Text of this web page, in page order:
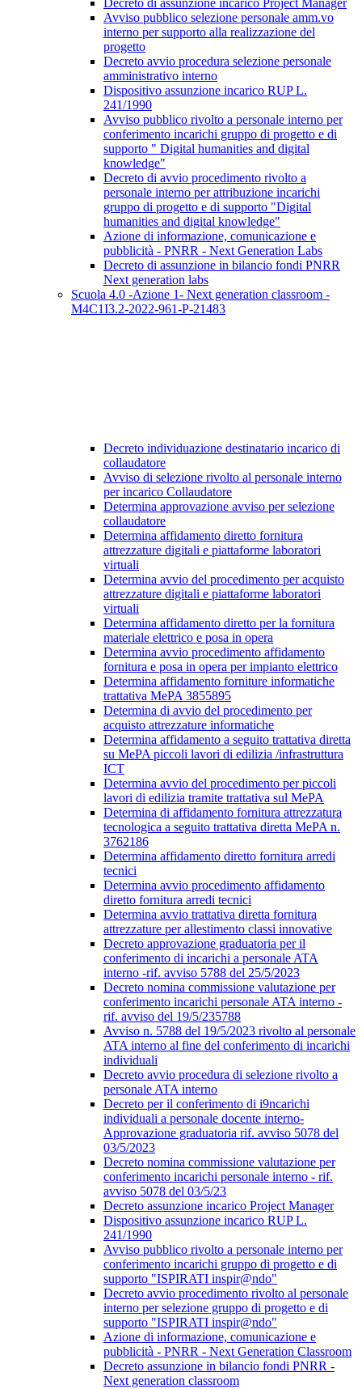
Decreto di assunzione incarico Project Manager
Avviso pubblico selezione personale amm.vo
interno per supporto alla realizzazione del
progetto
Decreto avvio procedura selezione personale
amministrativo interno
Dispositivo assunzione incarico RUP L.
241/1990
Avviso pubblico rivolto a personale interno per
conferimento incarichi gruppo di progetto e di
supporto " Digital humanities and digital
knowledge"
Decreto di avvio procedimento rivolto a
personale interno per attribuzione incarichi
gruppo di progetto e di supporto "Digital
humanities and digital knowledge"
Azione di informazione, comunicazione e
pubblicità - PNRR - Next Generation Labs
Decreto di assunzione in bilancio fondi PNRR
Next generation labs
Scuola 4.0 -Azione 1- Next generation classroom -
M4C1I3.2-2022-961-P-21483
Decreto individuazione destinatario incarico di
collaudatore
Avviso di selezione rivolto al personale interno
per incarico Collaudatore
Determina approvazione avviso per selezione
collaudatore
Determina affidamento diretto fornitura
attrezzature digitali e piattaforme laboratori
virtuali
Determina avvio del procedimento per acquisto
attrezzature digitali e piattaforme laboratori
virtuali
Determina affidamento diretto per la fornitura
materiale elettrico e posa in opera
Determina avvio procedimento affidamento
fornitura e posa in opera per impianto elettrico
Determina affidamento forniture informatiche
trattativa MePA 3855895
Determina di avvio del procedimento per
acquisto attrezzature informatiche
Determina affidamento a seguito trattativa diretta
su MePA piccoli lavori di edilizia /infrastruttura
ICT
Determina avvio del procedimento per piccoli
lavori di edilizia tramite trattativa sul MePA
Determina di affidamento fornitura attrezzatura
tecnologica a seguito trattativa diretta MePA n.
3762186
Determina affidamento diretto fornitura arredi
tecnici
Determina avvio procedimento affidamento
diretto fornitura arredi tecnici
Determina avvio trattativa diretta fornitura
attrezzature per allestimento classi innovative
Decreto approvazione graduatoria per il
conferimento di incarichi a personale ATA
interno -rif. avviso 5788 del 25/5/2023
Decreto nomina commissione valutazione per
conferimento incarichi personale ATA interno -
rif. avviso del 19/5/235788
Avviso n. 5788 del 19/5/2023 rivolto al personale
ATA interno al fine del conferimento di incarichi
individuali
Decreto avvio procedura di selezione rivolto a
personale ATA interno
Decreto per il conferimento di i9ncarichi
individuali a personale docente interno-
Approvazione graduatoria rif. avviso 5078 del
03/5/2023
Decreto nomina commissione valutazione per
conferimento incarichi personale interno - rif.
avviso 5078 del 03/5/23
Decreto assunzione incarico Project Manager
Dispositivo assunzione incarico RUP L.
241/1990
Avviso pubblico rivolto a personale interno per
conferimento incarichi gruppo di progetto e di
supporto "ISPIRATI inspir@ndo"
Decreto avvio procedimento rivolto al personale
interno per selezione gruppo di progetto e di
supporto "ISPIRATI inspir@ndo"
Azione di informazione, comunicazione e
pubblicità - PNRR - Next Generation Classroom
Decreto assunzione in bilancio fondi PNRR -
Next generation classroom